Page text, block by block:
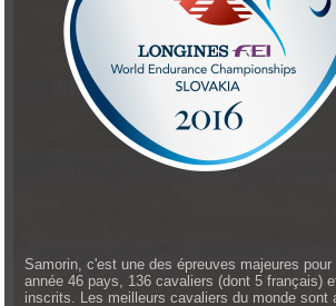
Samorin, c'est une des épreuves majeures
année 46 pays, 136 cavaliers (dont 5 français)
inscrits. Les meilleurs cavaliers du monde sont